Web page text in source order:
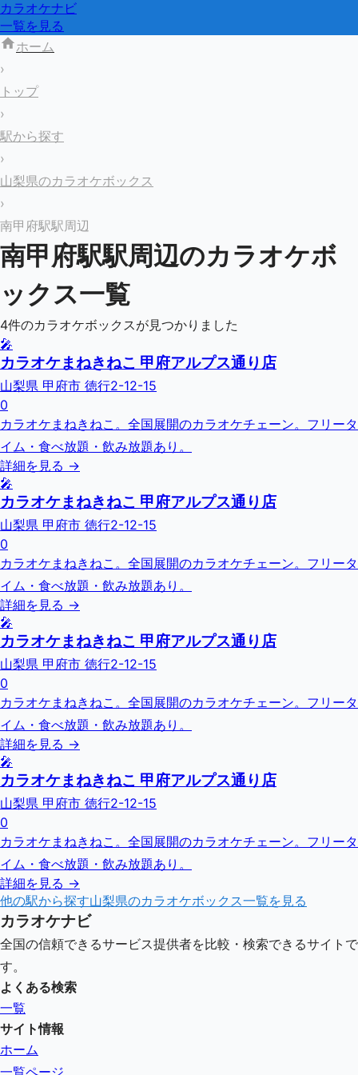
カラオケナビ
一覧を見る
ホーム
›
トップ
›
駅から探す
›
山梨県のカラオケボックス
›
南甲府駅駅周辺
南甲府駅駅周辺のカラオケボ
ックス一覧
4件のカラオケボックスが見つかりました
🎤
カラオケまねきねこ 甲府アルプス通り店
山梨県 甲府市 徳行2-12-15
0
カラオケまねきねこ。全国展開のカラオケチェーン。フリータ
イム・食べ放題・飲み放題あり。
詳細を見る →
🎤
カラオケまねきねこ 甲府アルプス通り店
山梨県 甲府市 徳行2-12-15
0
カラオケまねきねこ。全国展開のカラオケチェーン。フリータ
イム・食べ放題・飲み放題あり。
詳細を見る →
🎤
カラオケまねきねこ 甲府アルプス通り店
山梨県 甲府市 徳行2-12-15
0
カラオケまねきねこ。全国展開のカラオケチェーン。フリータ
イム・食べ放題・飲み放題あり。
詳細を見る →
🎤
カラオケまねきねこ 甲府アルプス通り店
山梨県 甲府市 徳行2-12-15
0
カラオケまねきねこ。全国展開のカラオケチェーン。フリータ
イム・食べ放題・飲み放題あり。
詳細を見る →
他の駅から探す山梨県のカラオケボックス一覧を見る
カラオケナビ
全国の信頼できるサービス提供者を比較・検索できるサイトで
す。
よくある検索
一覧
サイト情報
ホーム
一覧ページ